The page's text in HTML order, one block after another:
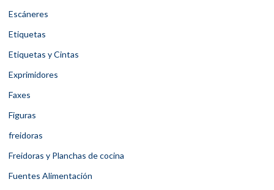
Escáneres
Etiquetas
Etiquetas y Cintas
Exprimidores
Faxes
Figuras
freidoras
Freidoras y Planchas de cocina
Fuentes Alimentación